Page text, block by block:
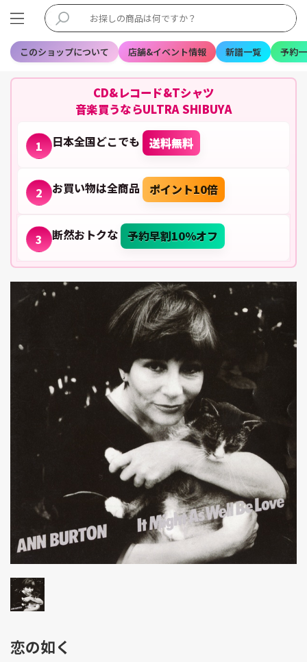
このショップについて 店舗&イベント情報 新譜一覧 予約
CD&レコード&Tシャツ
音楽買うならULTRA SHIBUYA
1 日本全国どこでも 送料無料
2 お買い物は全商品 ポイント10倍
3 断然おトクな 予約早割10%オフ
恋の如く